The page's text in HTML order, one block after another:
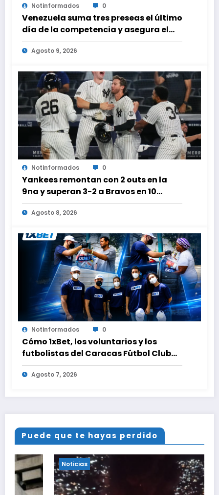
Notinformados 0
Venezuela suma tres preseas el último
día de la competencia y asegura el
cuarto lugar en el premiación de los
Juegos CAC 2026
Agosto 9, 2026
Notinformados 0
Yankees remontan con 2 outs en la
9na y superan 3-2 a Bravos en 10
innings tras larga lluvia
Agosto 8, 2026
Notinformados 0
Cómo 1xBet, los voluntarios y los
futbolistas del Caracas Fútbol Club
juntaron fuerzas para ayudar a las
familias de Venezuela
Agosto 7, 2026
Puede que te hayas perdido
Noticias